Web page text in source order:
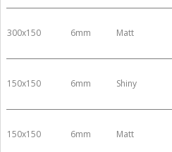
300x150 6mm Matt
150x150 6mm Shiny
150x150 6mm Matt